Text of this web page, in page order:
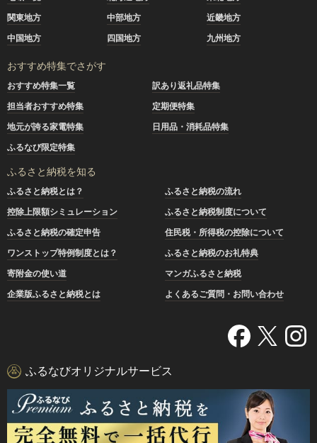
関東地方
中部地方
近畿地方
中国地方
四国地方 九州地方
おすすめ特集でさがす
おすすめ特集一覧
訳あり返礼品特集
担当者おすすめ特集
定期便特集
地元が誇る家電特集
日用品・消耗品特集
ふるなび限定特集
ふるさと納税を知る
ふるさと納税とは？
ふるさと納税の流れ
控除上限額シミュレーション
ふるさと納税制度について
ふるさと納税の確定申告
住民税・所得税の控除について
ワンストップ特例制度とは？
ふるさと納税のお礼特典
寄附金の使い道
マンガふるさと納税
企業版ふるさと納税とは
よくあるご質問・お問い合わせ
ふるなびオリジナルサービス